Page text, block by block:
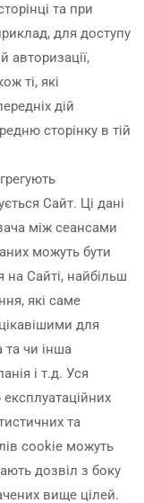
та при
для доступу
авторизації,
ті, які
дій
сторінку в тій
Сайт. Ці дані
між сеансами
можуть бути
на Сайті, найбільш
які саме
для
та чи інша
і т.д. Уся
та
cookie можуть
дозвіл з боку
вище цілей.